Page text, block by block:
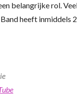
belangrijke rol.
heeft